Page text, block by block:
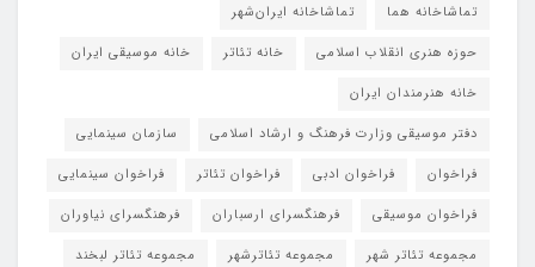
تماشاخانه هما
تماشاخانه‌ ایران‌شهر
حوزه هنری انقلاب اسلامی
خانه تئاتر
خانه موسیقی ایران
خانه هنرمندان ایران
دفتر موسیقی وزارت فرهنگ و ارشاد اسلامی
سازمان سینمایی
فراخوان
فراخوان ادبی فراخوان تئاتر
فراخوان سینمایی
فراخوان موسیقی
فرهنگسرای ارسباران
فرهنگسرای نیاوران
مجموعه تئاتر شهر
مجموعه تئاترشهر
مجموعه تئاتر لبخند